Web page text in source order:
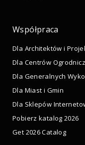
Współpraca
Dla Architektów i
Dla Centrów
Dla Generalnych
Dla Miast i Gmin
Dla Sklepów
Pobierz katalog 2026
Get 2026 Catalog